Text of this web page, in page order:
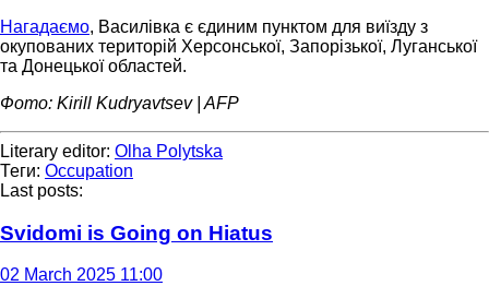
Нагадаємо, Василівка є єдиним пунктом для виїзду з
окупованих територій Херсонської, Запорізької, Луганської
та Донецької областей.
Фото: Kirill Kudryavtsev | AFP
Literary editor: Olha Polytska
Теги: Occupation
Last posts:
Svidomi is Going on Hiatus
02 March 2025 11:00